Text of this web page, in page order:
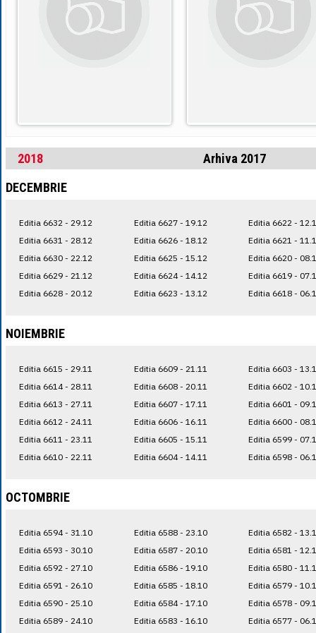
2018
Arhiva 2017
DECEMBRIE
Editia 6632 - 29.12
Editia 6631 - 28.12
Editia 6630 - 22.12
Editia 6629 - 21.12
Editia 6628 - 20.12
Editia 6627 - 19.12
Editia 6626 - 18.12
Editia 6625 - 15.12
Editia 6624 - 14.12
Editia 6623 - 13.12
Editia 6622 -
Editia 6621 -
Editia 6620 -
Editia 6619 -
Editia 6618 -
NOIEMBRIE
Editia 6615 - 29.11
Editia 6614 - 28.11
Editia 6613 - 27.11
Editia 6612 - 24.11
Editia 6611 - 23.11
Editia 6610 - 22.11
Editia 6609 - 21.11
Editia 6608 - 20.11
Editia 6607 - 17.11
Editia 6606 - 16.11
Editia 6605 - 15.11
Editia 6604 - 14.11
Editia 6603 -
Editia 6602 -
Editia 6601 -
Editia 6600 -
Editia 6599 -
Editia 6598 -
OCTOMBRIE
Editia 6594 - 31.10
Editia 6593 - 30.10
Editia 6592 - 27.10
Editia 6591 - 26.10
Editia 6590 - 25.10
Editia 6589 - 24.10
Editia 6588 - 23.10
Editia 6587 - 20.10
Editia 6586 - 19.10
Editia 6585 - 18.10
Editia 6584 - 17.10
Editia 6583 - 16.10
Editia 6582 -
Editia 6581 -
Editia 6580 -
Editia 6579 -
Editia 6578 -
Editia 6577 -